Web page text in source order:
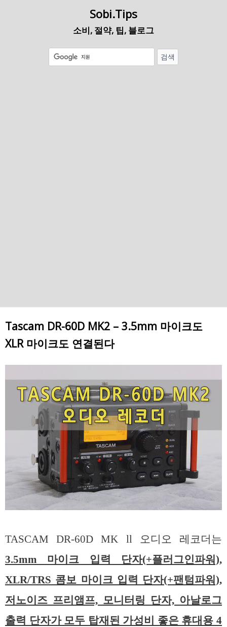
Sobi.Tips
소비, 절약, 팁, 블로그
Tascam DR-60D MK2 – 3.5mm 마이크도
XLR 마이크도 연결된다
TASCAM DR-60D MK ll 오디오 레코더는
3.5mm 마이크 입력 단자(+플러그인파워),
XLR/TRS 콤보 마이크 입력 단자(+팬텀파워),
저노이즈 프리앰프, 모니터링 단자, 아날로그
출력 단자가 모두 탑재된 가성비 좋은 휴대용 4